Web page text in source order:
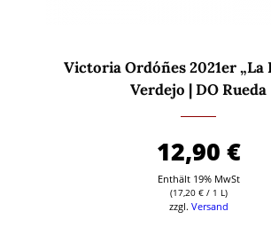
Victoria Ordóñes 2021er „La
Verdejo | DO Rueda
12,90 €
Enthält 19% MwSt
(17,20 €/ 1 L)
zzgl. Versand